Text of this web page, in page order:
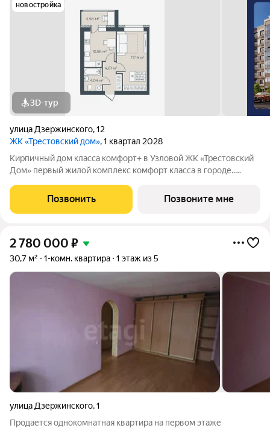
новостройка
3D-тур
улица Дзержинского,12
ЖК «Трестовский дом», 1 квартал 2028
Кирпичный дом класса комфорт+ в Узловой ЖК «Трестовский
Дом» первый жилой комплекс комфорт класса в городе..
Кирпично-монолитный дом выполнен в современном стиле, с
теплым натуральным кирпичом
Позвонить Позвоните мне
2 780 000 ₽
30,7 м² 1-комн. квартира 1 этаж из 5
улица Дзержинского,1
Продается однокомнатная квартира на первом этаже